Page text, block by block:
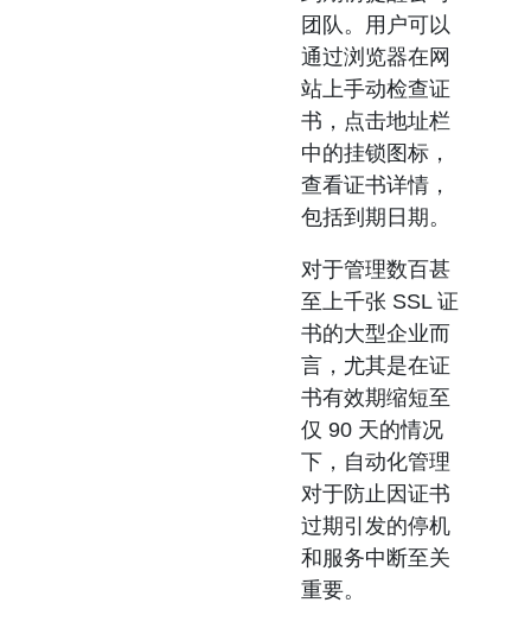
团队。用户可以
通过浏览器在网
站上手动检查证
书，点击地址栏
中的挂锁图标，
查看证书详情，
包括到期日期。
对于管理数百甚
至上千张 SSL 证
书的大型企业而
言，尤其是在证
书有效期缩短至
仅 90 天的情况
下，自动化管理
对于防止因证书
过期引发的停机
和服务中断至关
重要。